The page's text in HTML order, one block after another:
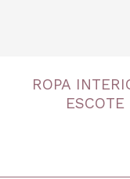
4 años 6
ROPA